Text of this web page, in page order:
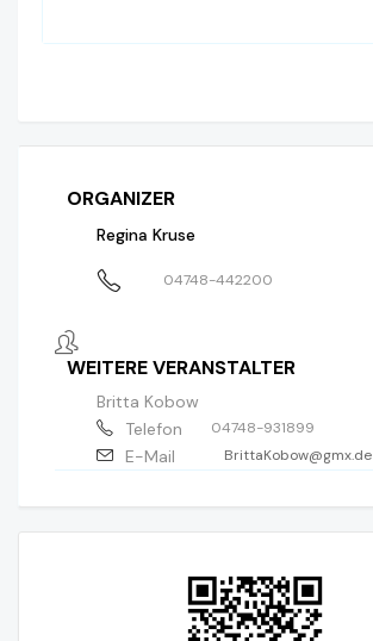
ORGANIZER
Regina Kruse
04748-442200
WEITERE VERANSTALTER
Britta Kobow
Telefon
04748-931899
E-Mail BrittaKobow@gmx.de